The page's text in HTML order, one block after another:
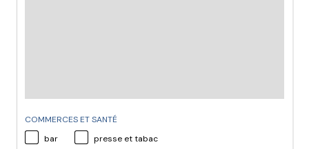
COMMERCES ET SANTÉ
bar
presse et tabac